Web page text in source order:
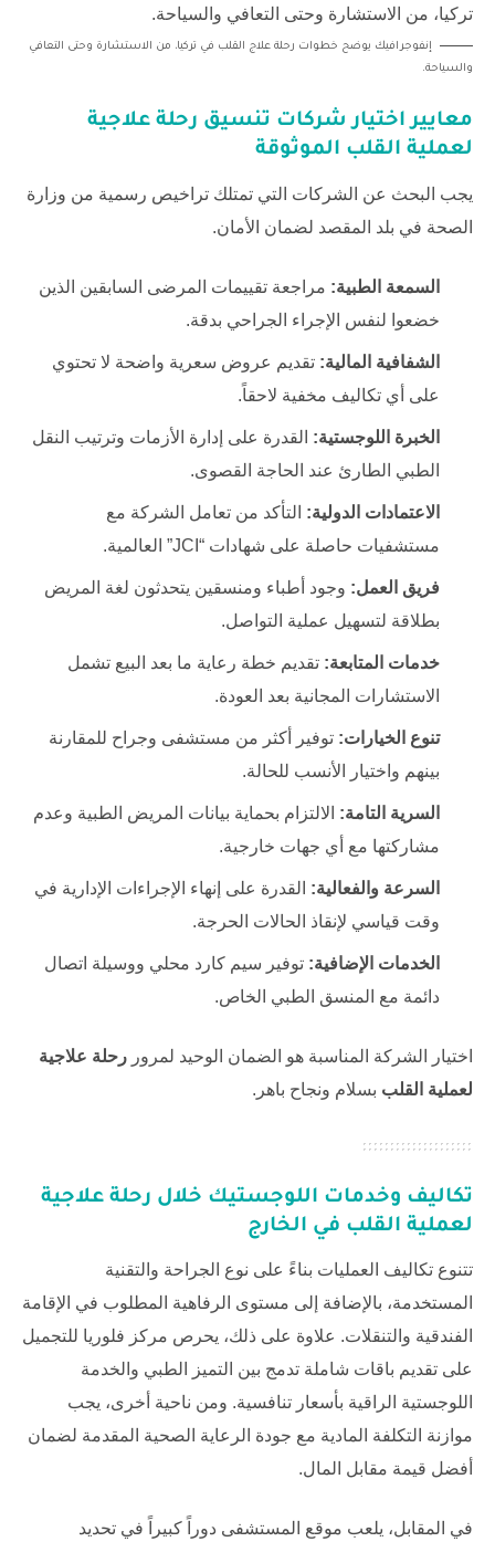
إنفوجرافيك يوضح خطوات رحلة علاج القلب في تركيا، من الاستشارة وحتى التعافي
والسياحة.
معايير اختيار شركات تنسيق رحلة علاجية
لعملية القلب الموثوقة
يجب البحث عن الشركات التي تمتلك تراخيص رسمية من وزارة
الصحة في بلد المقصد لضمان الأمان.
السمعة الطبية: مراجعة تقييمات المرضى السابقين الذين
خضعوا لنفس الإجراء الجراحي بدقة.
الشفافية المالية: تقديم عروض سعرية واضحة لا تحتوي
على أي تكاليف مخفية لاحقاً.
الخبرة اللوجستية: القدرة على إدارة الأزمات وترتيب النقل
الطبي الطارئ عند الحاجة القصوى.
الاعتمادات الدولية: التأكد من تعامل الشركة مع
مستشفيات حاصلة على شهادات “JCI” العالمية.
فريق العمل: وجود أطباء ومنسقين يتحدثون لغة المريض
بطلاقة لتسهيل عملية التواصل.
خدمات المتابعة: تقديم خطة رعاية ما بعد البيع تشمل
الاستشارات المجانية بعد العودة.
تنوع الخيارات: توفير أكثر من مستشفى وجراح للمقارنة
بينهم واختيار الأنسب للحالة.
السرية التامة: الالتزام بحماية بيانات المريض الطبية وعدم
مشاركتها مع أي جهات خارجية.
السرعة والفعالية: القدرة على إنهاء الإجراءات الإدارية في
وقت قياسي لإنقاذ الحالات الحرجة.
الخدمات الإضافية: توفير سيم كارد محلي ووسيلة اتصال
دائمة مع المنسق الطبي الخاص.
اختيار الشركة المناسبة هو الضمان الوحيد لمرور رحلة علاجية
لعملية القلب بسلام ونجاح باهر.
تكاليف وخدمات اللوجستيك خلال رحلة علاجية
لعملية القلب في الخارج
تتنوع تكاليف العمليات بناءً على نوع الجراحة والتقنية
المستخدمة، بالإضافة إلى مستوى الرفاهية المطلوب في الإقامة
الفندقية والتنقلات. علاوة على ذلك، يحرص مركز فلوريا للتجميل
على تقديم باقات شاملة تدمج بين التميز الطبي والخدمة
اللوجستية الراقية بأسعار تنافسية. ومن ناحية أخرى، يجب
موازنة التكلفة المادية مع جودة الرعاية الصحية المقدمة لضمان
أفضل قيمة مقابل المال.
في المقابل، يلعب موقع المستشفى دوراً كبيراً في تحديد